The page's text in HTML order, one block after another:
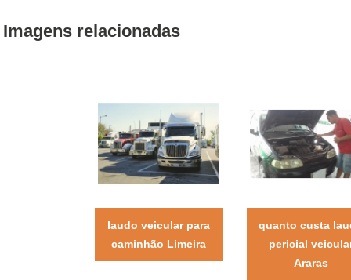
Imagens relacionadas
laudo veicular para
caminhão Limeira
quanto custa
pericial
Araras